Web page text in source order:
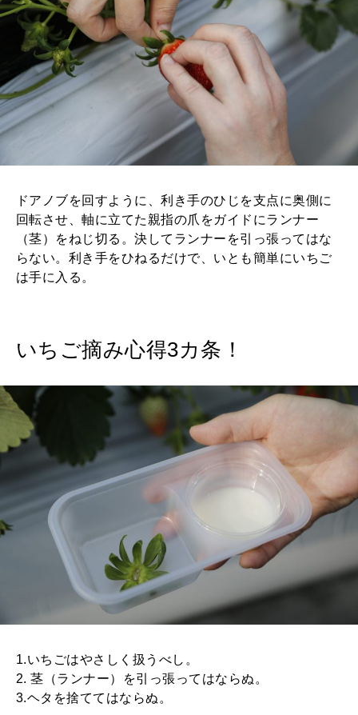
ドアノブを回すように、利き手のひじを支点に奥側に
回転させ、軸に立てた親指の爪をガイドにランナー
（茎）をねじ切る。決してランナーを引っ張ってはな
らない。利き手をひねるだけで、いとも簡単にいちご
は手に入る。
いちご摘み心得3カ条！
1.いちごはやさしく扱うべし。
2. 茎（ランナー）を引っ張ってはならぬ。
3.ヘタを捨ててはならぬ。